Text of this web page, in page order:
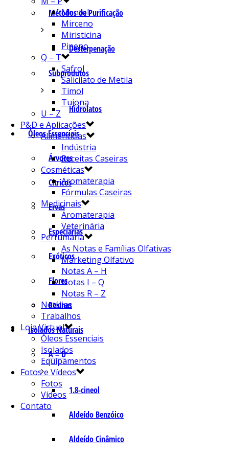
Métodos de Purificação
Desterpenação
Subprodutos
Hidrolatos
Óleos Essenciais
Árvores
Cítricos
Ervas
Especiarias
Exóticos
Flores
Resinas
Isolados Naturais
A – D
1.8-cineol
Aldeído Benzóico
Aldeído Cinâmico
Mentol
Mirceno
Miristicina
Pineno
Q – T
Safrol
Salicilato de Metila
Timol
Tujona
U – Z
P&D e Aplicações
Alimentícias
Indústria
Receitas Caseiras
Cosméticas
Aromaterapia
Fórmulas Caseiras
Medicinais
Aromaterapia
Veterinária
Perfumaria
As Notas e Famílias Olfativas
Marketing Olfativo
Notas A – H
Notas I – Q
Notas R – Z
Notícias
Trabalhos
Loja Virtual
Óleos Essenciais
Isolados
Equipamentos
Fotos e Vídeos
Fotos
Vídeos
Contato